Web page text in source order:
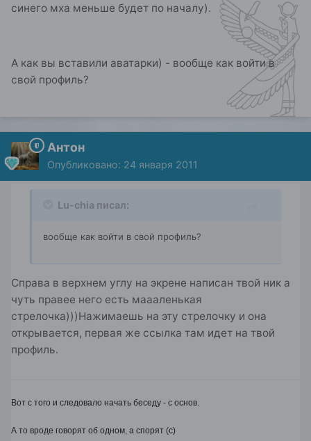
синего мха меньше будет по началу).
А как вы вставили аватарки) - вообще как войти в
свой профиль?
Антон
Опубликовано: 24 января 2011
Lu-chia писал:
вообще как войти в свой профиль?
Справа в верхнем углу на экрене написан твой ник а
чуть правее него есть маааленькая
стрелочка)))Нажимаешь на эту стрелочку и она
открывается, первая же ссылка там идет на твой
профиль.
Вот с того и следовало начать беседу - с основ.
А то вроде говорят об одном, а спорят (с)